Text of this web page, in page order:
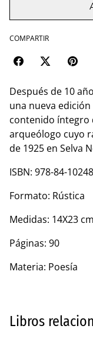
COMPARTIR
Después de 10
una nueva
contenido íntegro
arqueólogo cuyo
de 1925 en Selva
ISBN: 978-84-
Formato: Rústica
Medidas: 14X23 cm
Páginas: 90
Materia: Poesía
Libros